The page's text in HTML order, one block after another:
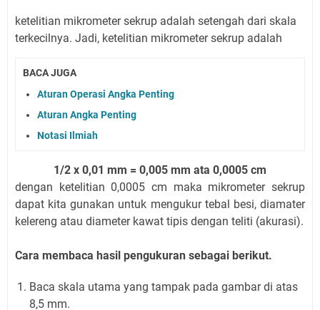
ketelitian mikrometer sekrup adalah setengah dari skala
terkecilnya. Jadi, ketelitian mikrometer sekrup adalah
BACA JUGA
Aturan Operasi Angka Penting
Aturan Angka Penting
Notasi Ilmiah
1/2 x 0,01 mm = 0,005 mm ata 0,0005 cm
dengan ketelitian 0,0005 cm maka mikrometer sekrup
dapat kita gunakan untuk mengukur tebal besi, diamater
kelereng atau diameter kawat tipis dengan teliti (akurasi).
Cara membaca hasil pengukuran sebagai berikut.
Baca skala utama yang tampak pada gambar di atas
8,5 mm.